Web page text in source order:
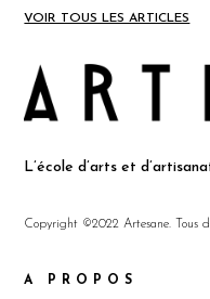
VOIR TOUS LES ARTICLES
L’école d’arts et
Copyright ©2022 Artesane. Tous
A PROPOS